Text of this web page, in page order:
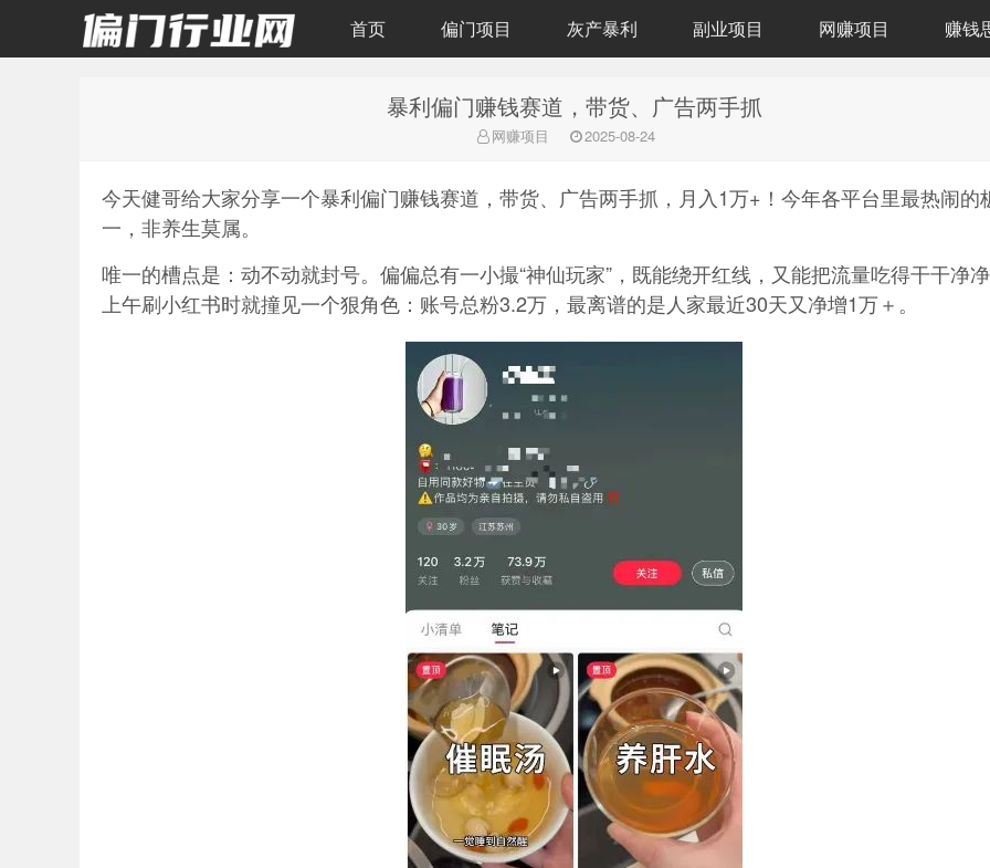
首页 偏门项目 灰产暴利 副业项目 网赚项目 赚钱
暴利偏门赚钱赛道，带货、广告两手抓
网赚项目 2025-08-24
今天健哥给大家分享一个暴利偏门赚钱赛道，带货、广告两手抓，月入1万+！今年各平台里最热闹的
一，非养生莫属。
唯一的槽点是：动不动就封号。偏偏总有一小撮“神仙玩家”，既能绕开红线，又能把流量吃得干干净
上午刷小红书时就撞见一个狠角色：账号总粉3.2万，最离谱的是人家最近30天又净增1万＋。